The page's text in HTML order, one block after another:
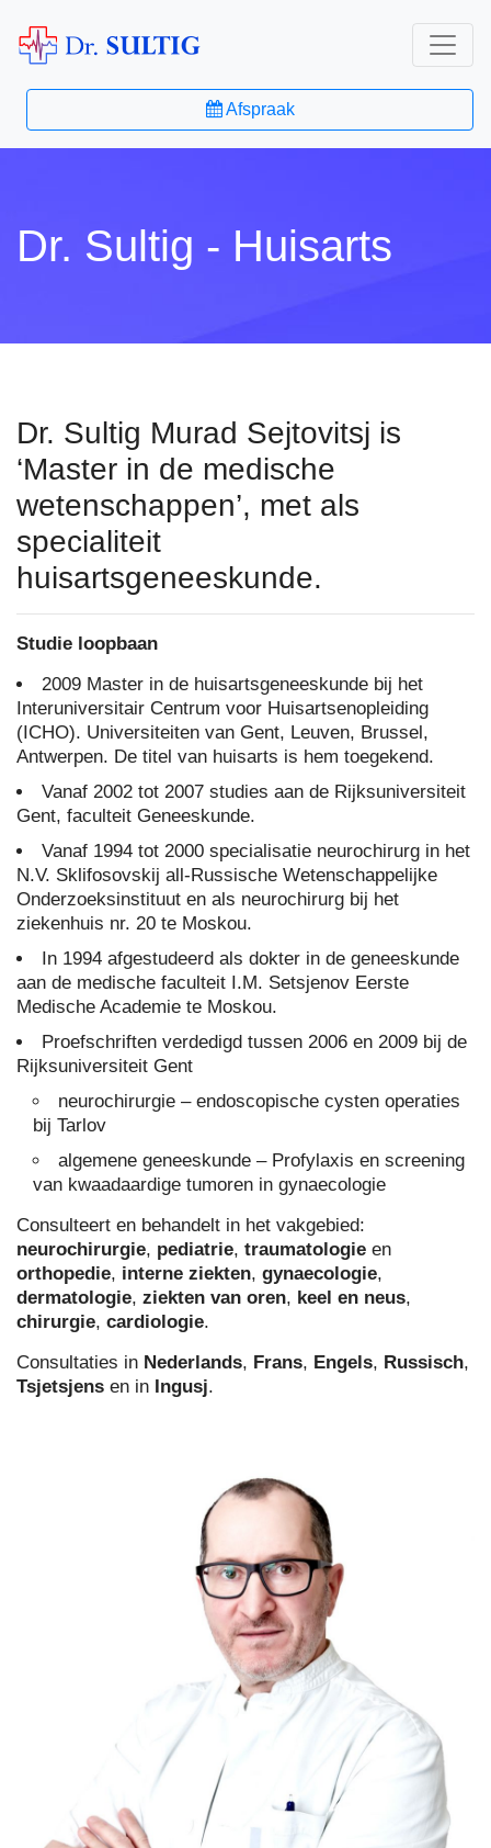
Afspraak
Dr. Sultig - Huisarts
Dr. Sultig Murad Sejtovitsj is
‘Master in de medische
wetenschappen’, met als
specialiteit
huisartsgeneeskunde.
Studie loopbaan
2009 Master in de huisartsgeneeskunde bij het
Interuniversitair Centrum voor Huisartsenopleiding
(ICHO). Universiteiten van Gent, Leuven, Brussel,
Antwerpen. De titel van huisarts is hem toegekend.
Vanaf 2002 tot 2007 studies aan de Rijksuniversiteit
Gent, faculteit Geneeskunde.
Vanaf 1994 tot 2000 specialisatie neurochirurg in het
N.V. Sklifosovskij all-Russische Wetenschappelijke
Onderzoeksinstituut en als neurochirurg bij het
ziekenhuis nr. 20 te Moskou.
In 1994 afgestudeerd als dokter in de geneeskunde
aan de medische faculteit I.M. Setsjenov Eerste
Medische Academie te Moskou.
Proefschriften verdedigd tussen 2006 en 2009 bij de
Rijksuniversiteit Gent
neurochirurgie – endoscopische cysten operaties
bij Tarlov
algemene geneeskunde – Profylaxis en screening
van kwaadaardige tumoren in gynaecologie
Consulteert en behandelt in het vakgebied:
neurochirurgie, pediatrie, traumatologie en
orthopedie, interne ziekten, gynaecologie,
dermatologie, ziekten van oren, keel en neus,
chirurgie, cardiologie.
Consultaties in Nederlands, Frans, Engels, Russisch,
Tsjetsjens en in Ingusj.